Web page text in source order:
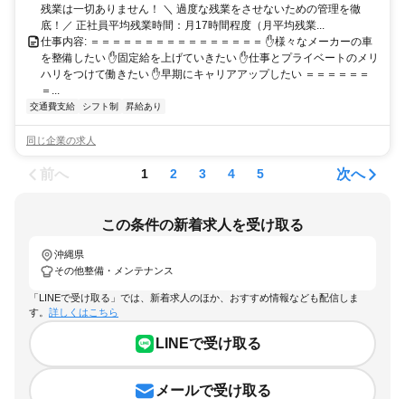
残業は一切ありません！ ＼ 過度な残業をさせないための管理を徹
底！／ 正社員平均残業時間：月17時間程度（月平均残業...
仕事内容: ＝＝＝＝＝＝＝＝＝＝＝＝＝＝＝＝ ✋様々なメーカーの車
を整備したい ✋固定給を上げていきたい ✋仕事とプライベートのメリ
ハリをつけて働きたい ✋早期にキャリアアップしたい ＝＝＝＝＝＝
＝...
交通費支給 シフト制 昇給あり
同じ企業の求人
前へ 1 2 3 4 5 次へ
この条件の新着求人を受け取る
沖縄県
その他整備・メンテナンス
「LINEで受け取る」では、新着求人のほか、おすすめ情報なども配信しま
す。 詳しくはこちら
LINEで受け取る
メールで受け取る